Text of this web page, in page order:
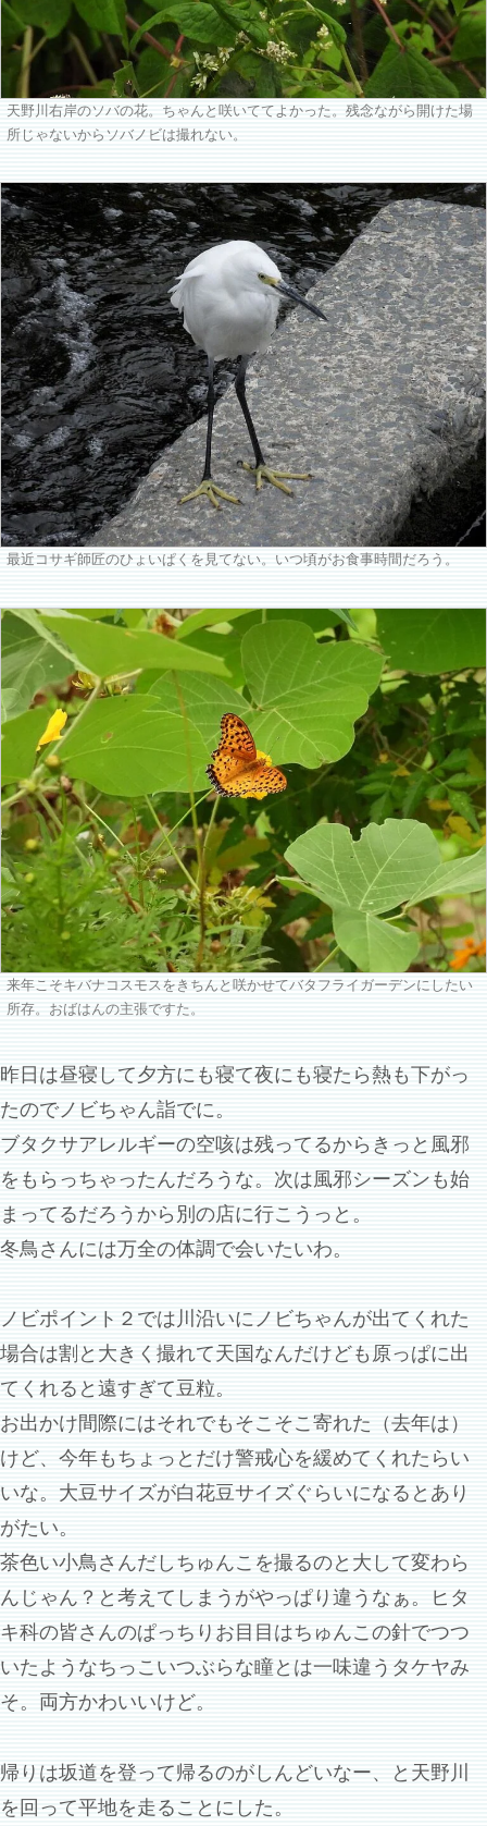
天野川右岸のソバの花。ちゃんと咲いててよかった。残念ながら開けた場
所じゃないからソバノビは撮れない。
最近コサギ師匠のひょいぱくを見てない。いつ頃がお食事時間だろう。
来年こそキバナコスモスをきちんと咲かせてバタフライガーデンにしたい
所存。おばはんの主張ですた。
昨日は昼寝して夕方にも寝て夜にも寝たら熱も下がっ
たのでノビちゃん詣でに。
ブタクサアレルギーの空咳は残ってるからきっと風邪
をもらっちゃったんだろうな。次は風邪シーズンも始
まってるだろうから別の店に行こうっと。
冬鳥さんには万全の体調で会いたいわ。
ノビポイント２では川沿いにノビちゃんが出てくれた
場合は割と大きく撮れて天国なんだけども原っぱに出
てくれると遠すぎて豆粒。
お出かけ間際にはそれでもそこそこ寄れた（去年は）
けど、今年もちょっとだけ警戒心を緩めてくれたらい
いな。大豆サイズが白花豆サイズぐらいになるとあり
がたい。
茶色い小鳥さんだしちゅんこを撮るのと大して変わら
んじゃん？と考えてしまうがやっぱり違うなぁ。ヒタ
キ科の皆さんのぱっちりお目目はちゅんこの針でつつ
いたようなちっこいつぶらな瞳とは一味違うタケヤみ
そ。両方かわいいけど。
帰りは坂道を登って帰るのがしんどいなー、と天野川
を回って平地を走ることにした。